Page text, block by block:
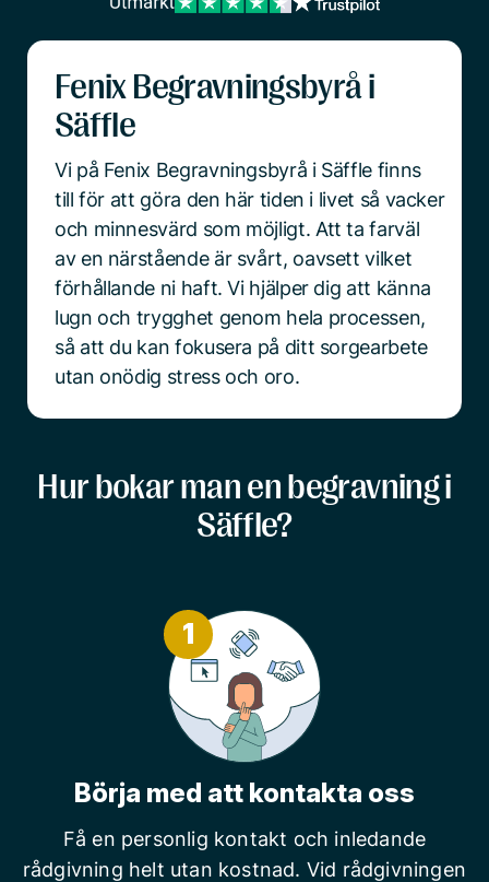
Fenix Begravningsbyrå i
Säffle
Vi på Fenix Begravningsbyrå i Säffle finns
till för att göra den här tiden i livet så vacker
och minnesvärd som möjligt. Att ta farväl
av en närstående är svårt, oavsett vilket
förhållande ni haft. Vi hjälper dig att känna
lugn och trygghet genom hela processen,
så att du kan fokusera på ditt sorgearbete
utan onödig stress och oro.
Hur bokar man en begravning i
Säffle?
1
Börja med att kontakta oss
Få en personlig kontakt och inledande
rådgivning helt utan kostnad. Vid rådgivningen